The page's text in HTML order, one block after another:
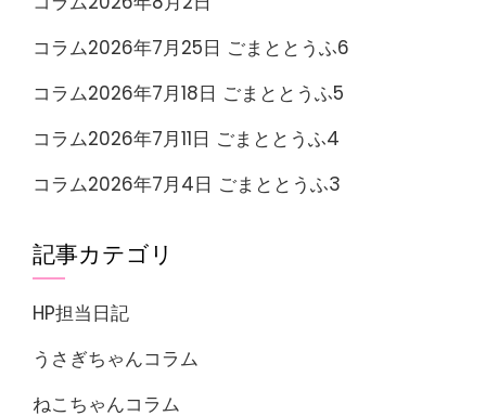
コラム2026年7月25日 ごまととうふ6
コラム2026年7月18日 ごまととうふ5
コラム2026年7月11日 ごまととうふ4
コラム2026年7月4日 ごまととうふ3
記事カテゴリ
HP担当日記
うさぎちゃんコラム
ねこちゃんコラム